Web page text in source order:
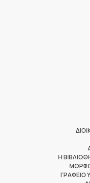
Η
ΓΡΑΦΕΙΟ